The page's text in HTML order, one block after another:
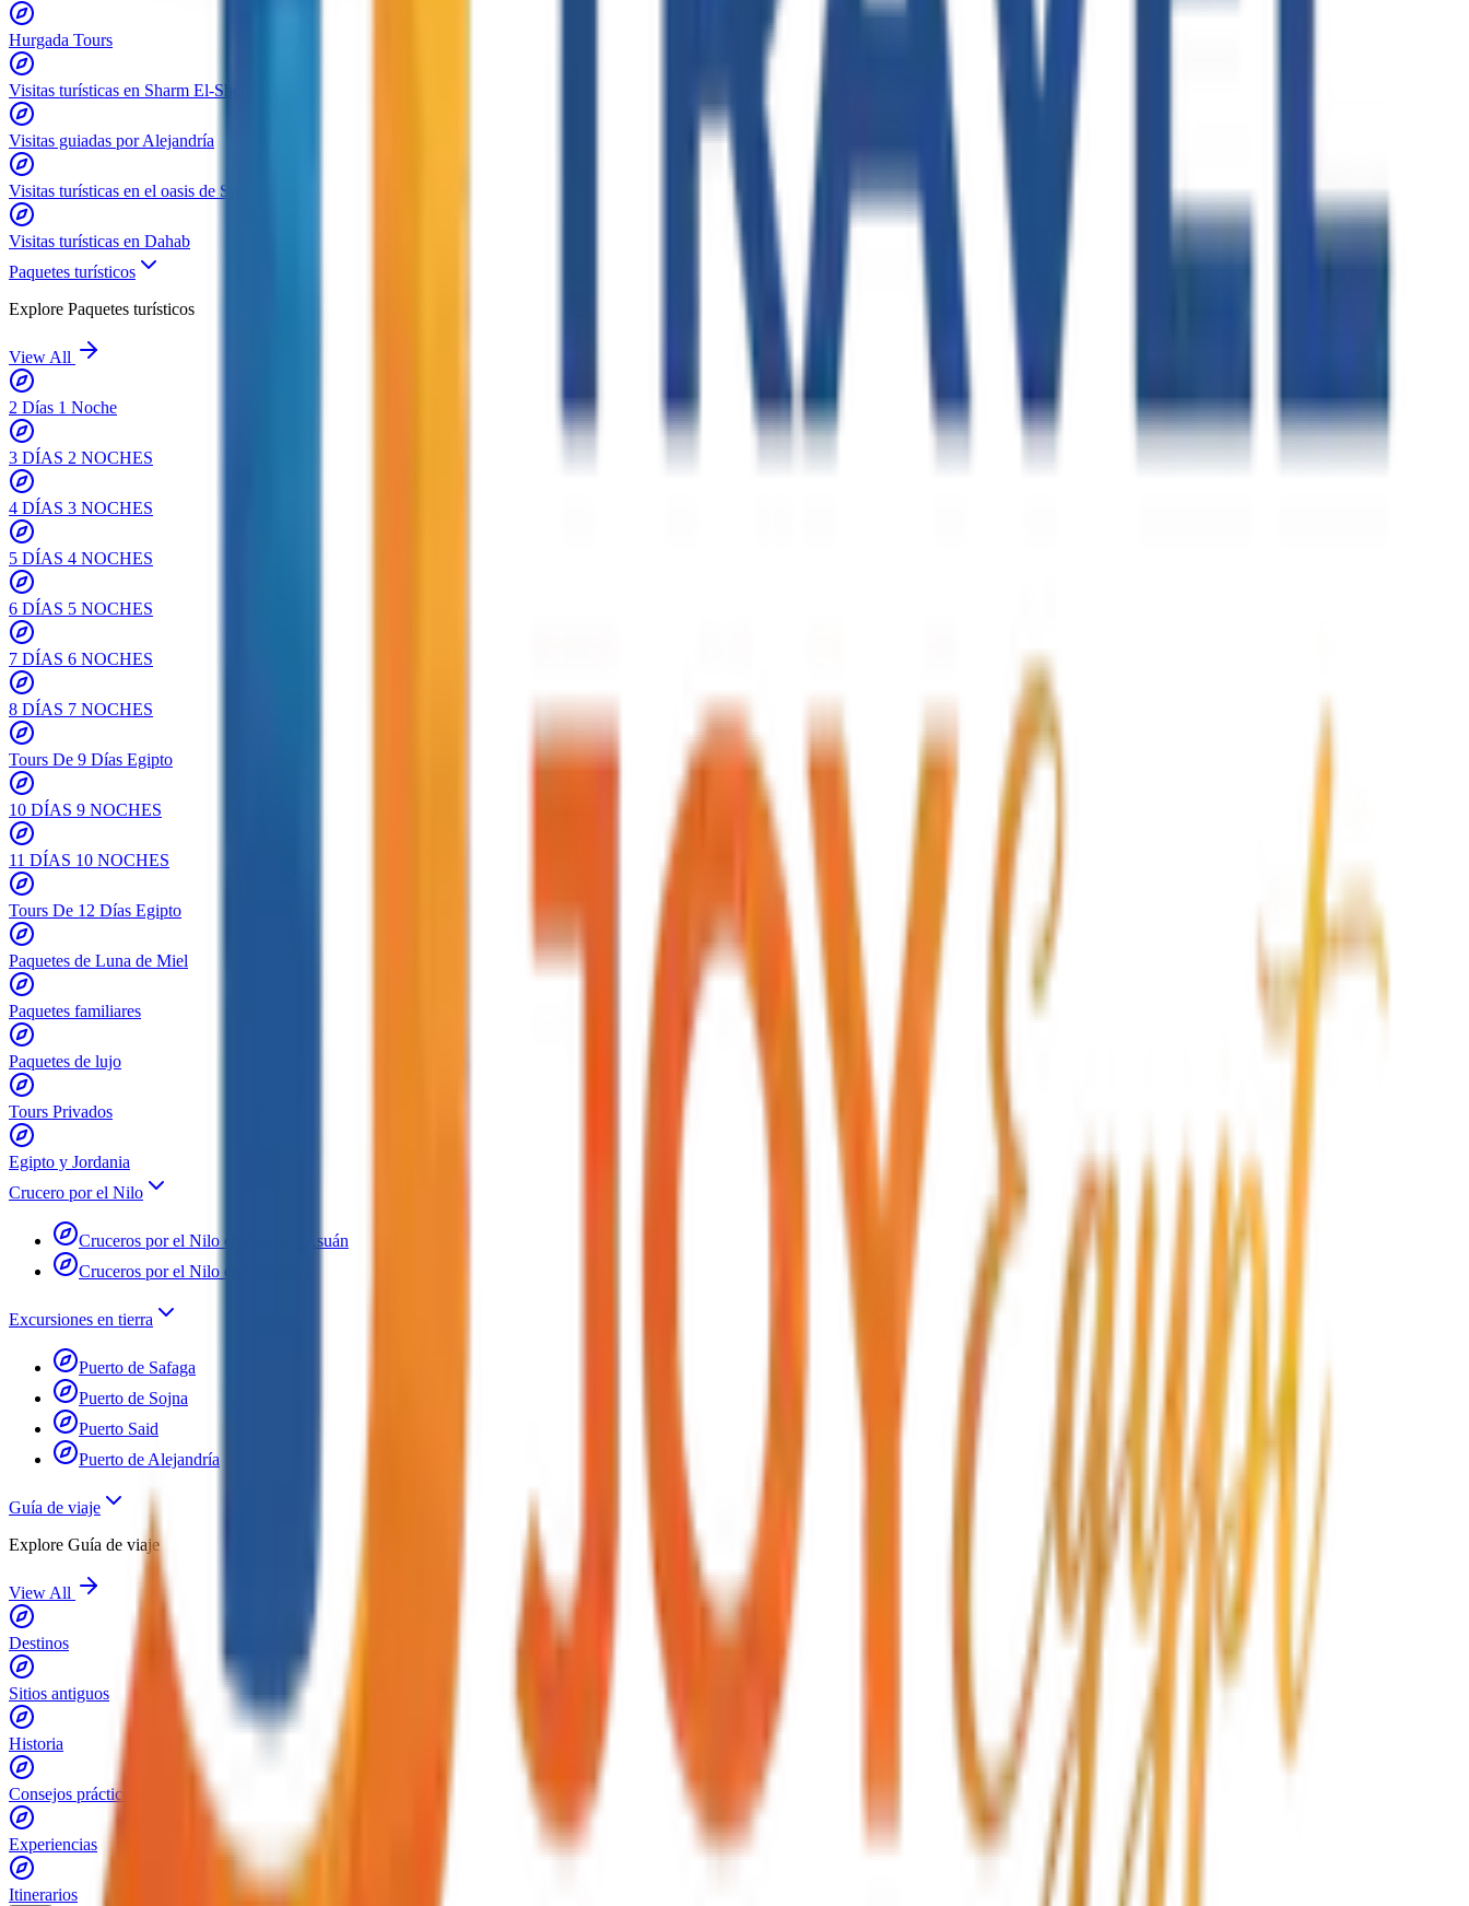
Hurgada Tours
Visitas turísticas en Sharm El-Sheij
Visitas guiadas por Alejandría
Visitas turísticas en el oasis de Siwa
Visitas turísticas en Dahab
Paquetes turísticos
Explore Paquetes turísticos
View All
2 Días 1 Noche
3 DÍAS 2 NOCHES
4 DÍAS 3 NOCHES
5 DÍAS 4 NOCHES
6 DÍAS 5 NOCHES
7 DÍAS 6 NOCHES
8 DÍAS 7 NOCHES
Tours De 9 Días Egipto
10 DÍAS 9 NOCHES
11 DÍAS 10 NOCHES
Tours De 12 Días Egipto
Paquetes de Luna de Miel
Paquetes familiares
Paquetes de lujo
Tours Privados
Egipto y Jordania
Crucero por el Nilo
Cruceros por el Nilo en Luxor y Asuán
Cruceros por el Nilo en Dahabiya
Excursiones en tierra
Puerto de Safaga
Puerto de Sojna
Puerto Said
Puerto de Alejandría
Guía de viaje
Explore Guía de viaje
View All
Destinos
Sitios antiguos
Historia
Consejos prácticos
Experiencias
Itinerarios